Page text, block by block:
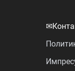
✉